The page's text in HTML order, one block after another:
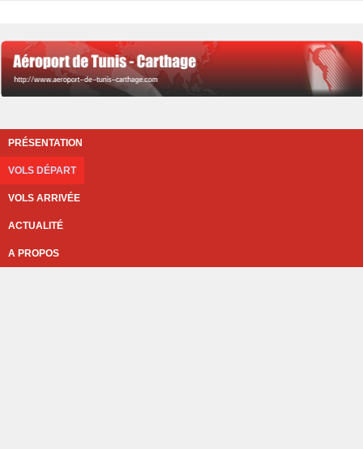
PRÉSENTATION
VOLS DÉPART
VOLS ARRIVÉE
ACTUALITÉ
A PROPOS